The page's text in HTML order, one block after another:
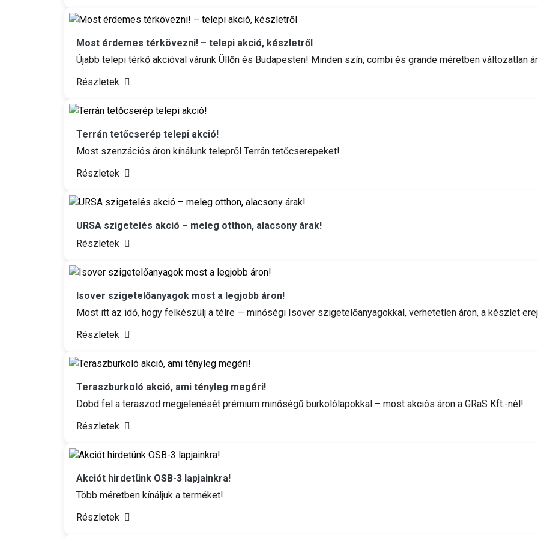
Most érdemes térkövezni! – telepi akció, készletről
Újabb telepi térkő akcióval várunk Üllőn és Budapesten! Minden szín, combi és grande méretben változatlan
Részletek
Terrán tetőcserép telepi akció!
Most szenzációs áron kínálunk telepről Terrán tetőcserepeket!
Részletek
URSA szigetelés akció – meleg otthon, alacsony árak!
Részletek
Isover szigetelőanyagok most a legjobb áron!
Most itt az idő, hogy felkészülj a télre — minőségi Isover szigetelőanyagokkal, verhetetlen áron, a készlet
Részletek
Teraszburkoló akció, ami tényleg megéri!
Dobd fel a teraszod megjelenését prémium minőségű burkolólapokkal – most akciós áron a GRaS Kft.-nél!
Részletek
Akciót hirdetünk OSB-3 lapjainkra!
Több méretben kínáljuk a terméket!
Részletek